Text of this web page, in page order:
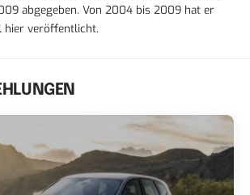
abgegeben. Von 2004 bis 2009 hat er
hier veröffentlicht.